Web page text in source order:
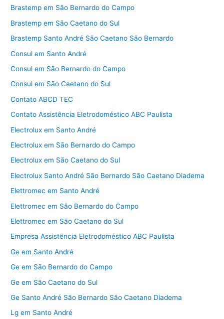
Brastemp em São Bernardo do Campo
Brastemp em São Caetano do Sul
Brastemp Santo André São Caetano São Bernardo
Consul em Santo André
Consul em São Bernardo do Campo
Consul em São Caetano do Sul
Contato ABCD TEC
Contato Assistência Eletrodoméstico ABC Paulista
Electrolux em Santo André
Electrolux em São Bernardo do Campo
Electrolux em São Caetano do Sul
Electrolux Santo André São Bernardo São Caetano Diadema
Elettromec em Santo André
Elettromec em São Bernardo do Campo
Elettromec em São Caetano do Sul
Empresa Assistência Eletrodoméstico ABC Paulista
Ge em Santo André
Ge em São Bernardo do Campo
Ge em São Caetano do Sul
Ge Santo André São Bernardo São Caetano Diadema
Lg em Santo André